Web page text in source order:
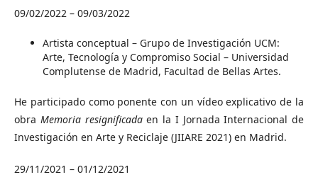
09/02/2022 – 09/03/2022
Artista conceptual – Grupo de Investigación UCM:
Arte, Tecnología y Compromiso Social – Universidad
Complutense de Madrid, Facultad de Bellas Artes.
He participado como ponente con un vídeo explicativo de la
obra Memoria resignificadaen la I Jornada Internacional de
Investigación en Arte y Reciclaje (JIIARE 2021) en Madrid.
29/11/2021 – 01/12/2021